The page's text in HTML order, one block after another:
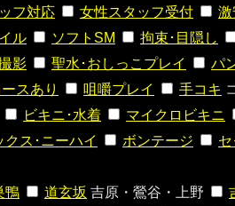
フ対応 女性スタッフ受付 激
ル ソフトSM 拘束･目隠し
影 聖水･おしっこプレイ パ
スあり 咀嚼プレイ 手コキ
ビキニ･水着 マイクロビキニ
クス･ニーハイ ボンテージ
鴨 道玄坂 吉原・鶯谷・上野